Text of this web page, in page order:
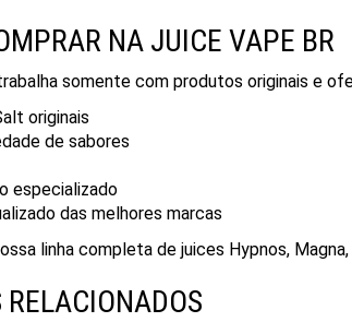
NA JUICE VAPE BR
somente com produtos originais e
originais
de sabores
especializado
das melhores marcas
linha completa de juices Hypnos,
RELACIONADOS